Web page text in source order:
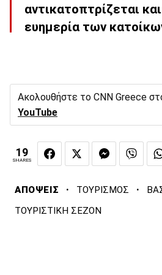
αντικατοπτρίζεται
ευημερία των
Ακολουθήστε το CNN Greece
YouTube
19
SHARES
ΑΠΟΨΕΙΣ · ΤΟΥΡΙΣΜΟΣ ·
ΤΟΥΡΙΣΤΙΚΗ ΣΕΖΟΝ